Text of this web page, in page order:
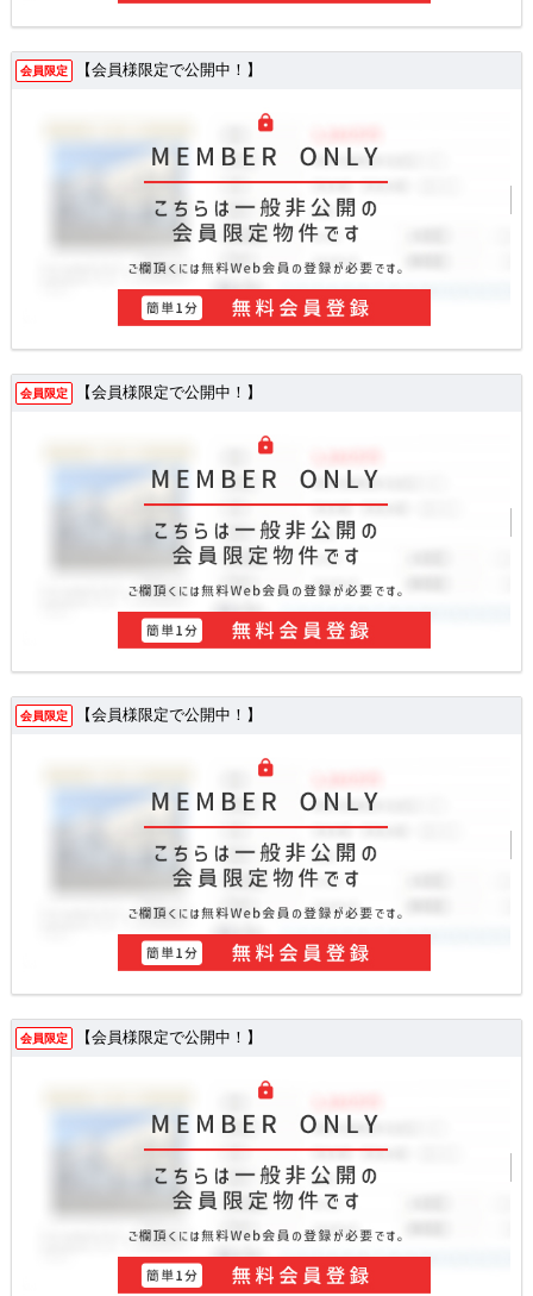
会員限定 【会員様限定で公開中！】
会員限定 【会員様限定で公開中！】
会員限定 【会員様限定で公開中！】
会員限定 【会員様限定で公開中！】